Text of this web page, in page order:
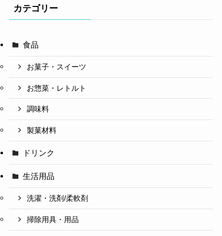
カテゴリー
食品
お菓子・スイーツ
お惣菜・レトルト
調味料
製菓材料
ドリンク
生活用品
洗濯・洗剤/柔軟剤
掃除用具・用品